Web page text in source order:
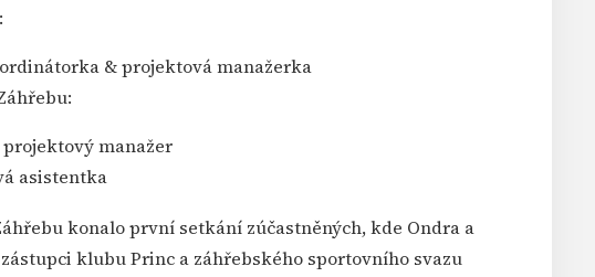
& projektová manažerka
manažer
asistentka
konalo první setkání zúčastněných, kde Ondra a
klubu Princ a záhřebského sportovního svazu